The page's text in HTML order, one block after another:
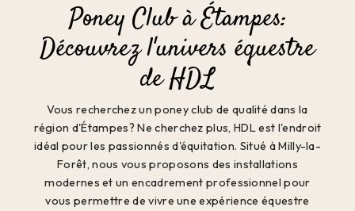
Poney Club à Étampes:
Découvrez l'univers équestre
de HDL
Vous recherchez un poney club de qualité dans la
région d'Étampes? Ne cherchez plus, HDL est l'endroit
idéal pour les passionnés d'équitation. Situé à Milly-la-
Forêt, nous vous proposons des installations
modernes et un encadrement professionnel pour
vous permettre de vivre une expérience équestre